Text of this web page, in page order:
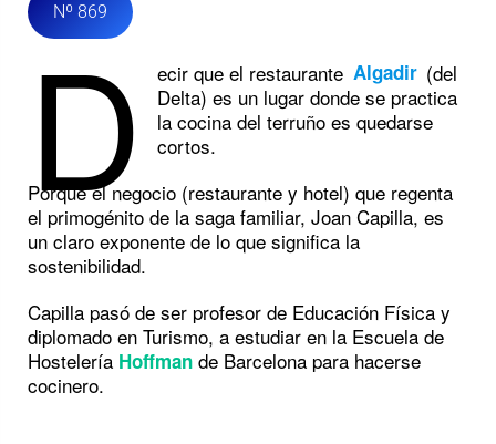
Nº 869
D ecir que el restaurante Algadir (del
Delta) es un lugar donde se practica
la cocina del terruño es quedarse
cortos.
Porque el negocio (restaurante y hotel) que regenta
el primogénito de la saga familiar, Joan Capilla, es
un claro exponente de lo que significa la
sostenibilidad.
Capilla pasó de ser profesor de Educación Física y
diplomado en Turismo, a estudiar en la Escuela de
Hostelería Hoffman de Barcelona para hacerse
cocinero.